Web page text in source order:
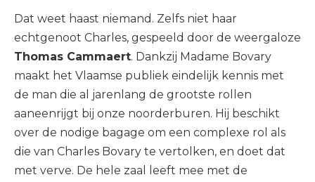
Dat weet haast niemand. Zelfs niet haar
echtgenoot Charles, gespeeld door de weergaloze
Thomas Cammaert. Dankzij Madame Bovary
maakt het Vlaamse publiek eindelijk kennis met
de man die al jarenlang de grootste rollen
aaneenrijgt bij onze noorderburen. Hij beschikt
over de nodige bagage om een complexe rol als
die van Charles Bovary te vertolken, en doet dat
met verve. De hele zaal leeft mee met de